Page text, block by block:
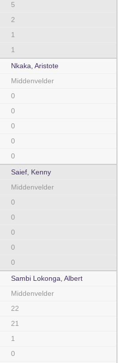
5
2
1
1
Nkaka, Aristote
Middenvelder
0
0
0
0
0
Saief, Kenny
Middenvelder
0
0
0
0
0
Sambi Lokonga, Albert
Middenvelder
22
21
1
0